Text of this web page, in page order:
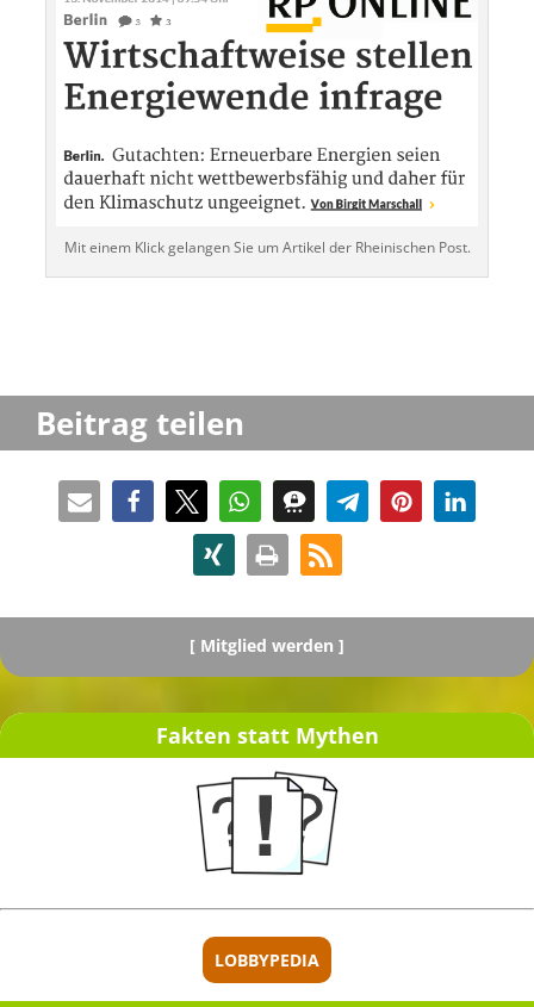
Mit einem Klick gelan­gen Sie um Artikel der Rheini­schen Post.
Beitrag teilen
[ Mitglied werden ]
[ Spenden ]
Fakten statt Mythen
LOBBYPEDIA